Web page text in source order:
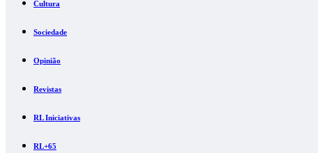
Cultura
Sociedade
Opinião
Revistas
RL Iniciativas
RL+65